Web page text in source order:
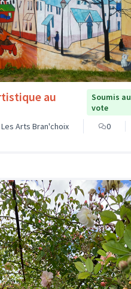
au
Soumis au
vote
Arts Bran'choix
0